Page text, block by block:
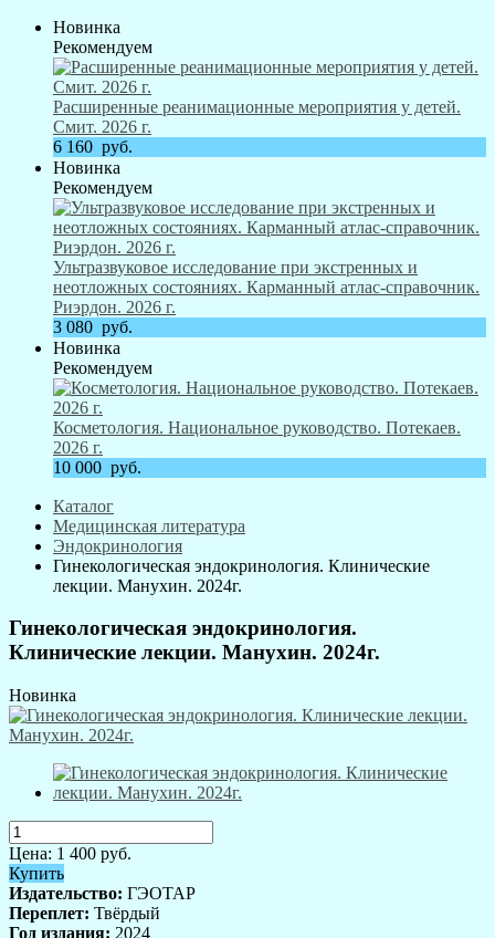
Новинка
Рекомендуем
Расширенные реанимационные мероприятия у детей.
Смит. 2026 г.
6 160 руб.
Новинка
Рекомендуем
Ультразвуковое исследование при экстренных и
неотложных состояниях. Карманный атлас-справочник.
Риэрдон. 2026 г.
3 080 руб.
Новинка
Рекомендуем
Косметология. Национальное руководство. Потекаев.
2026 г.
10 000 руб.
Каталог
Медицинская литература
Эндокринология
Гинекологическая эндокринология. Клинические
лекции. Манухин. 2024г.
Гинекологическая эндокринология.
Клинические лекции. Манухин. 2024г.
Новинка
Цена: 1 400 руб.
Купить
Издательство: ГЭОТАР
Переплет: Твёрдый
Год издания: 2024